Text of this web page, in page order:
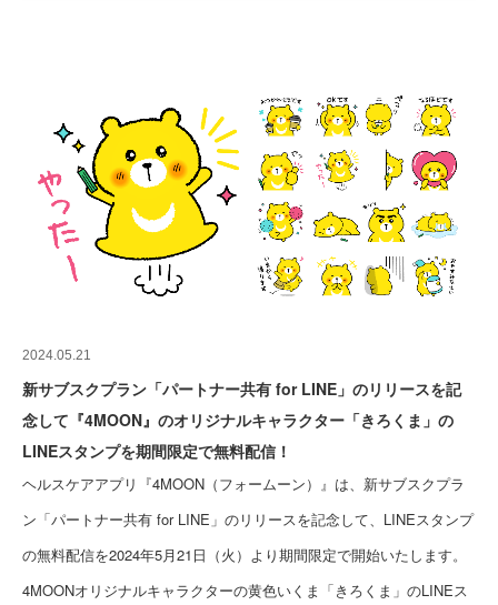
2024.05.21
新サブスクプラン「パートナー共有 for LINE」のリリースを記
念して『4MOON』のオリジナルキャラクター「きろくま」の
LINEスタンプを期間限定で無料配信！
ヘルスケアアプリ『4MOON（フォームーン）』は、新サブスクプラ
ン「パートナー共有 for LINE」のリリースを記念して、LINEスタンプ
の無料配信を2024年5月21日（火）より期間限定で開始いたします。
4MOONオリジナルキャラクターの黄色いくま「きろくま」のLINEス